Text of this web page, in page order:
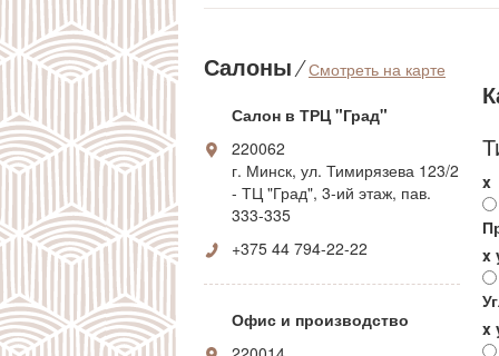
С островом
Салоны⁄Смотреть на карте
Салон в ТРЦ "Град"
220062
г. Минск, ул. Тимирязева 123/2
- ТЦ "Град", 3-ий этаж, пав.
333-335
+375 44 794-22-22
Офис и производство
x
x
x